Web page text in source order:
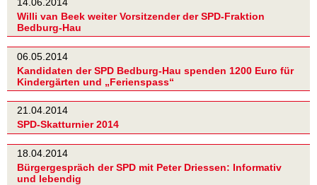
Willi van Beek weiter Vorsitzender der SPD-Fraktion
Bedburg-Hau
06.05.2014
Kandidaten der SPD Bedburg-Hau spenden 1200 Euro für
Kindergärten und „Ferienspass“
21.04.2014
SPD-Skatturnier 2014
18.04.2014
Bürgergespräch der SPD mit Peter Driessen: Informativ
und lebendig